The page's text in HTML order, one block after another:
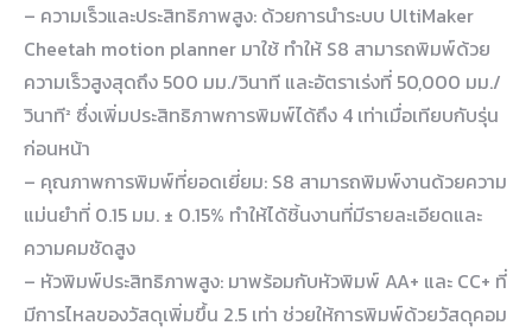
– ความเร็วและประสิทธิภาพสูง: ด้วยการนำระบบ UltiMaker
Cheetah motion planner มาใช้ ทำให้ S8 สามารถพิมพ์ด้วย
ความเร็วสูงสุดถึง 500 มม./วินาที และอัตราเร่งที่ 50,000 มม./
วินาที² ซึ่งเพิ่มประสิทธิภาพการพิมพ์ได้ถึง 4 เท่าเมื่อเทียบกับรุ่น
ก่อนหน้า
– คุณภาพการพิมพ์ที่ยอดเยี่ยม: S8 สามารถพิมพ์งานด้วยความ
แม่นยำที่ 0.15 มม. ± 0.15% ทำให้ได้ชิ้นงานที่มีรายละเอียดและ
ความคมชัดสูง
– หัวพิมพ์ประสิทธิภาพสูง: มาพร้อมกับหัวพิมพ์ AA+ และ CC+ ที่
มีการไหลของวัสดุเพิ่มขึ้น 2.5 เท่า ช่วยให้การพิมพ์ด้วยวัสดุคอม